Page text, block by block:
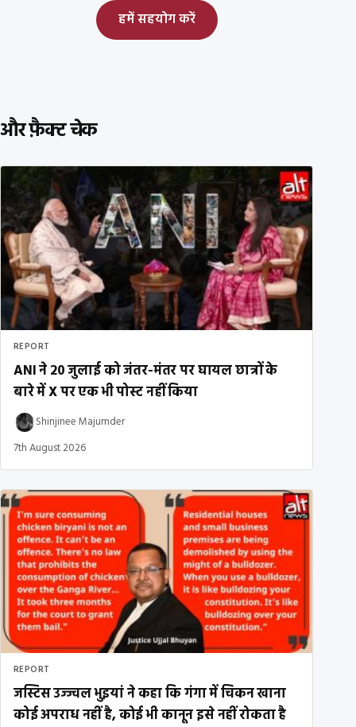
हमें सहयोग करें
और फ़ैक्ट चेक
REPORT
ANI ने 20 जुलाई को जंतर-मंतर पर घायल छात्रों के
बारे में X पर एक भी पोस्ट नहीं किया
Shinjinee Majumder
7th August 2026
REPORT
जस्टिस उज्ज्वल भुइयां ने कहा कि गंगा में चिकन खाना
कोई अपराध नहीं है, कोई भी कानून इसे नहीं रोकता है